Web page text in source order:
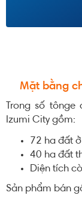
Mặt bằng
Trong số
Izumi City gồm:
72 ha đất
40 ha đất
Diện tích
Sản phẩm bán